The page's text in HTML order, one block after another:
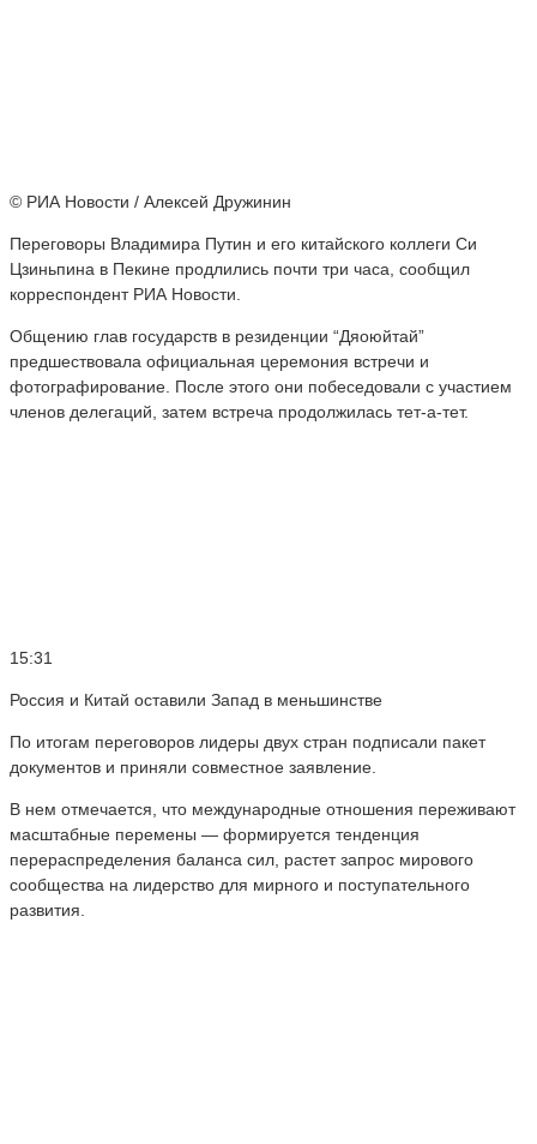
© РИА Новости / Алексей Дружинин
Переговоры Владимира Путин и его китайского коллеги Си
Цзиньпина в Пекине продлились почти три часа, сообщил
корреспондент РИА Новости.
Общению глав государств в резиденции “Дяоюйтай”
предшествовала официальная церемония встречи и
фотографирование. После этого они побеседовали с участием
членов делегаций, затем встреча продолжилась тет-а-тет.
15:31
Россия и Китай оставили Запад в меньшинстве
По итогам переговоров лидеры двух стран подписали пакет
документов и приняли совместное заявление.
В нем отмечается, что международные отношения переживают
масштабные перемены — формируется тенденция
перераспределения баланса сил, растет запрос мирового
сообщества на лидерство для мирного и поступательного
развития.